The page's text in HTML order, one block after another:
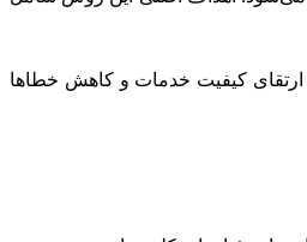
ارتقای کیفیت خدمات و کاهش خطاها